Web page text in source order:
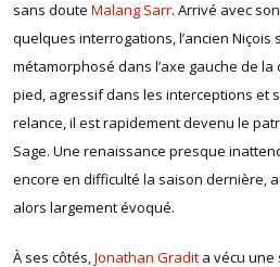
sans doute Malang Sarr. Arrivé avec
quelques interrogations, l’ancien Niçois
métamorphosé dans l’axe gauche de
pied, agressif dans les interceptions et
relance, il est rapidement devenu le
Sage. Une renaissance presque
encore en difficulté la saison dernière,
alors largement évoqué.
À ses côtés, Jonathan Gradit a vécu une